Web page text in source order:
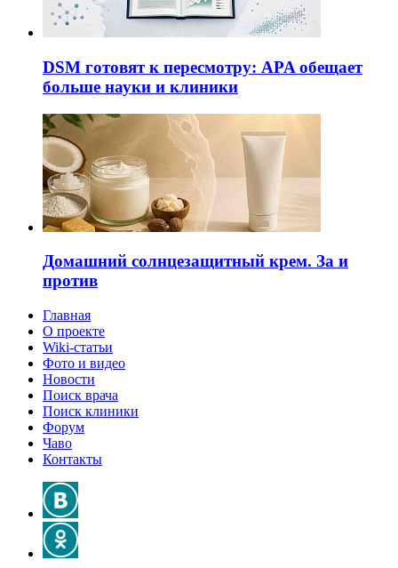
DSM готовят к пересмотру: APA обещает
больше науки и клиники
Домашний солнцезащитный крем. За и
против
Главная
О проекте
Wiki-статьи
Фото и видео
Новости
Поиск врача
Поиск клиники
Форум
Чаво
Контакты